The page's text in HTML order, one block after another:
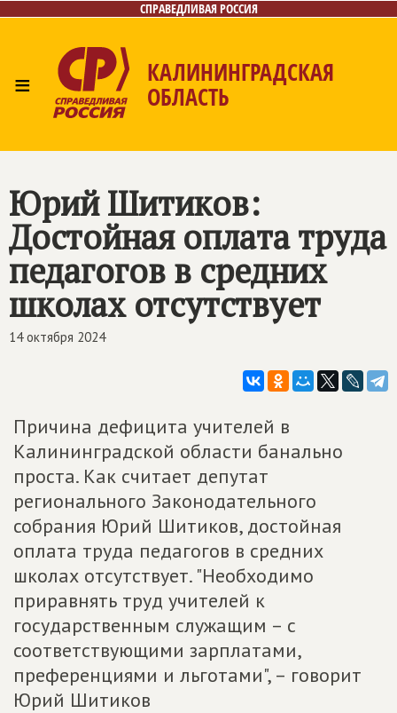
СПРАВЕДЛИВАЯ РОССИЯ
≡ КАЛИНИНГРАДСКАЯ
ОБЛАСТЬ
Юрий Шитиков:
Достойная оплата труда
педагогов в средних
школах отсутствует
14 октября 2024
Причина дефицита учителей в
Калининградской области банально
проста. Как считает депутат
регионального Законодательного
собрания Юрий Шитиков, достойная
оплата труда педагогов в средних
школах отсутствует. "Необходимо
приравнять труд учителей к
государственным служащим – с
соответствующими зарплатами,
преференциями и льготами", – говорит
Юрий Шитиков